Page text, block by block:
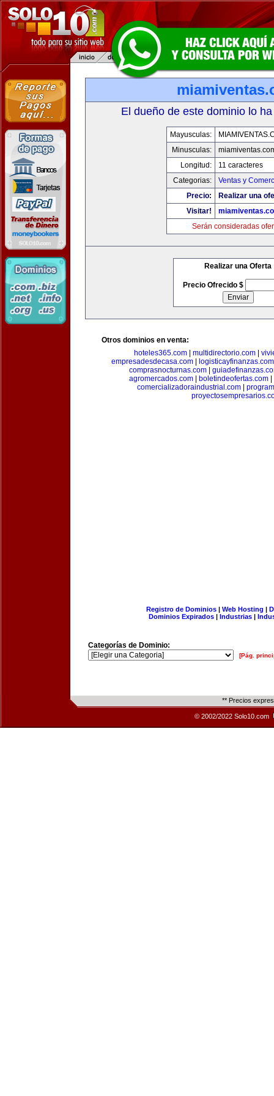
El dueño de este dominio lo
Mayusculas:
Minusculas:
Longitud:
11 caracteres
Categorias:
Ventas y
Precio:
Realizar una
Visitar!
Serán consideradas
Realizar una Oferta
Precio Ofrecido $
Otros dominios en venta:
hoteles365.com
multidirectorio.com
empresadesdecasa.com
logisticayfinanzas.com
comprasnocturnas.com
agromercados.com
boletindeofertas.com
comercializadoraindustrial.com
Registro de Dominios| Web Hosting |
Dominios Expirados | Industrias |
Categorías de Dominio:
[Pág.
** Precios
© 2002/2022 Solo10.com